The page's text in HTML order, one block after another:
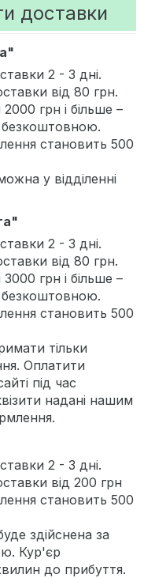
доставки
2 - 3 дні.
від 80 грн.
грн і більше –
безкоштовною.
становить 500
у відділенні
2 - 3 дні.
від 80 грн.
грн і більше –
безкоштовною.
становить 500
тільки
Оплатити
під час
надані нашим
2 - 3 дні.
від 200 грн
становить 500
здійснена за
Кур'єр
до прибуття.